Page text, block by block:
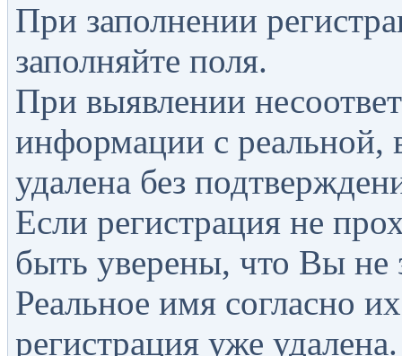
При заполнении
заполняйте поля.
При выявлении
информации с реальной,
удалена без
Если регистрация не
быть уверены, что Вы не
Реальное имя согласно
регистрация уже удалена.